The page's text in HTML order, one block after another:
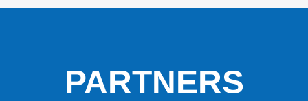
PARTNERS